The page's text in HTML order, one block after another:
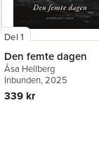
Del 1
Den femte dagen
Åsa Hellberg
Inbunden, 2025
339 kr